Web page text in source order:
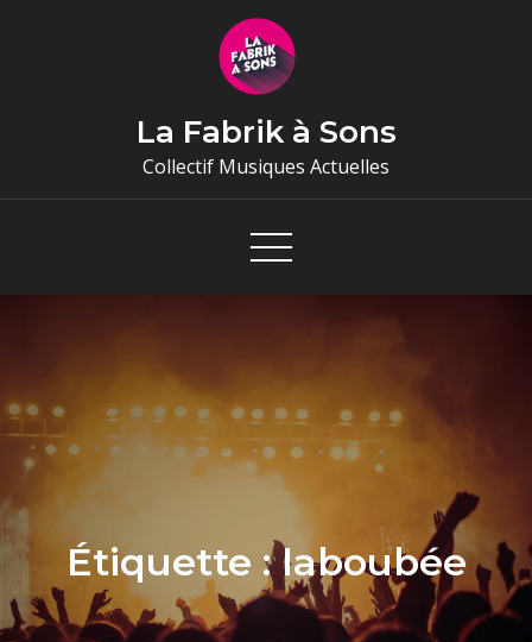
La Fabrik à Sons
Collectif Musiques Actuelles
Étiquette :laboubée